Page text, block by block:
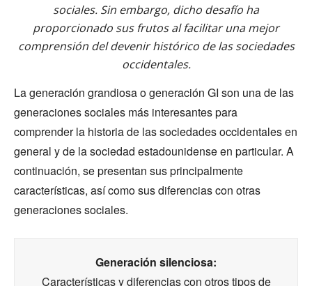
sociales. Sin embargo, dicho desafío ha
proporcionado sus frutos al facilitar una mejor
comprensión del devenir histórico de las sociedades
occidentales.
La generación grandiosa o generación GI son una de las
generaciones sociales más interesantes para
comprender la historia de las sociedades occidentales en
general y de la sociedad estadounidense en particular. A
continuación, se presentan sus principalmente
características, así como sus diferencias con otras
generaciones sociales.
Generación silenciosa:
Características y diferencias con otros tipos de